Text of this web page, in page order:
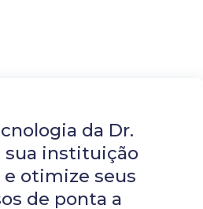
da Dr.
sua instituição
e otimize seus
de ponta a